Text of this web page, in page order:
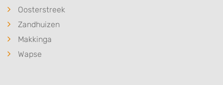
Oosterstreek
Zandhuizen
Makkinga
Wapse